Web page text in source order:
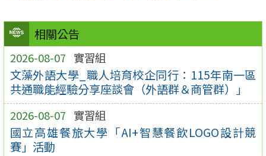
相關公告
2026-08-07 實習組
文藻外語大學_職人培育校企同行：115年南一區
共通職能經驗分享座談會（外語群＆商管群）」
2026-08-07 實習組
國立高雄餐旅大學「AI+智慧餐飲LOGO設計競
賽」活動